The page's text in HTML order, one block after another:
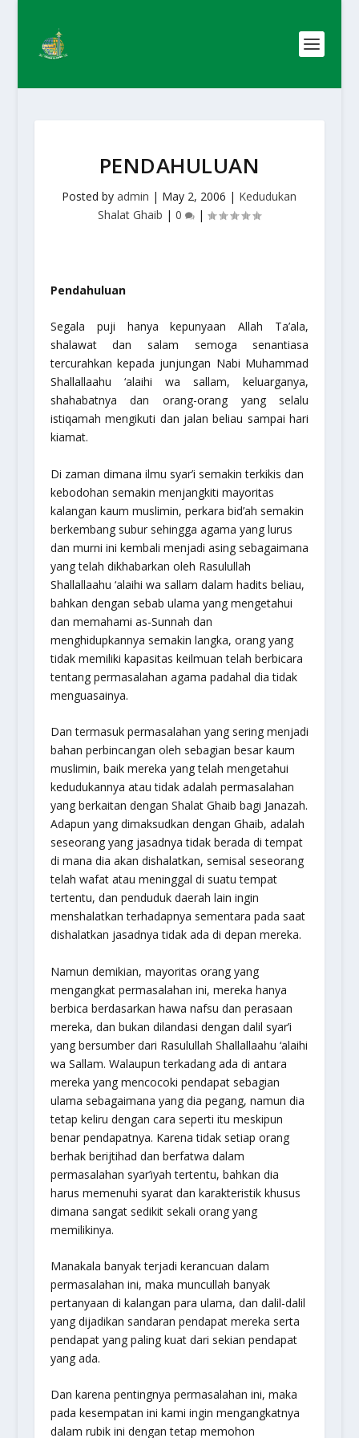
PENDAHULUAN
Posted byadmin | May 2, 2006 | Kedudukan
Shalat Ghaib |0 |
Pendahuluan
Segala puji hanya kepunyaan Allah Ta’ala,
shalawat dan salam semoga senantiasa
tercurahkan kepada junjungan Nabi Muhammad
Shallallaahu ‘alaihi wa sallam, keluarganya,
shahabatnya dan orang-orang yang selalu
istiqamah mengikuti dan jalan beliau sampai hari
kiamat.
Di zaman dimana ilmu syar’i semakin terkikis dan
kebodohan semakin menjangkiti mayoritas
kalangan kaum muslimin, perkara bid’ah semakin
berkembang subur sehingga agama yang lurus
dan murni ini kembali menjadi asing sebagaimana
yang telah dikhabarkan oleh Rasulullah
Shallallaahu ‘alaihi wa sallam dalam hadits beliau,
bahkan dengan sebab ulama yang mengetahui
dan memahami as-Sunnah dan
menghidupkannya semakin langka, orang yang
tidak memiliki kapasitas keilmuan telah berbicara
tentang permasalahan agama padahal dia tidak
menguasainya.
Dan termasuk permasalahan yang sering menjadi
bahan perbincangan oleh sebagian besar kaum
muslimin, baik mereka yang telah mengetahui
kedudukannya atau tidak adalah permasalahan
yang berkaitan dengan Shalat Ghaib bagi Janazah.
Adapun yang dimaksudkan dengan Ghaib, adalah
seseorang yang jasadnya tidak berada di tempat
di mana dia akan dishalatkan, semisal seseorang
telah wafat atau meninggal di suatu tempat
tertentu, dan penduduk daerah lain ingin
menshalatkan terhadapnya sementara pada saat
dishalatkan jasadnya tidak ada di depan mereka.
Namun demikian, mayoritas orang yang
mengangkat permasalahan ini, mereka hanya
berbica berdasarkan hawa nafsu dan perasaan
mereka, dan bukan dilandasi dengan dalil syar’i
yang bersumber dari Rasulullah Shallallaahu ‘alaihi
wa Sallam. Walaupun terkadang ada di antara
mereka yang mencocoki pendapat sebagian
ulama sebagaimana yang dia pegang, namun dia
tetap keliru dengan cara seperti itu meskipun
benar pendapatnya. Karena tidak setiap orang
berhak berijtihad dan berfatwa dalam
permasalahan syar’iyah tertentu, bahkan dia
harus memenuhi syarat dan karakteristik khusus
dimana sangat sedikit sekali orang yang
memilikinya.
Manakala banyak terjadi kerancuan dalam
permasalahan ini, maka muncullah banyak
pertanyaan di kalangan para ulama, dan dalil-dalil
yang dijadikan sandaran pendapat mereka serta
pendapat yang paling kuat dari sekian pendapat
yang ada.
Dan karena pentingnya permasalahan ini, maka
pada kesempatan ini kami ingin mengangkatnya
dalam rubik ini dengan tetap memohon